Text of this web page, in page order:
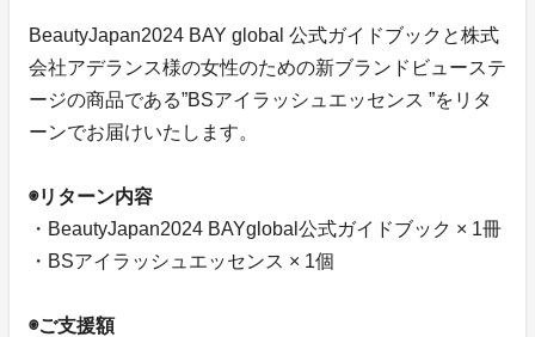
BeautyJapan2024 BAY global 公式ガイドブックと株式
会社アデランス様の女性のための新ブランドビューステ
ージの商品である”BSアイラッシュエッセンス ”をリタ
ーンでお届けいたします。
◉リターン内容
・BeautyJapan2024 BAYglobal公式ガイドブック × 1冊
・BSアイラッシュエッセンス × 1個
◉ご支援額